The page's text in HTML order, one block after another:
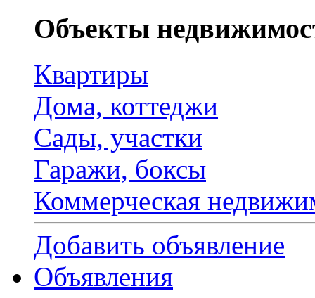
Объекты
Квартиры
Дома, коттеджи
Сады, участки
Гаражи, боксы
Коммерческая
Добавить объявление
Объявления